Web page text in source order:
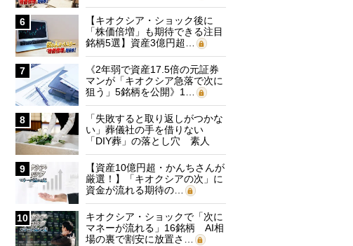
6
【キオクシア・ショック後に
「株価倍増」も期待できる注目
銘柄5選】資産3億円超…
7
《2年弱で資産17.5倍の元証券
マンが「キオクシア急落で次に
狙う」5銘柄を公開》1…
8
「失敗すると取り返しがつかな
い」葬儀社の手を借りない
「DIY葬」の落とし穴 素人
に…
9
【資産10億円超・かんちさんが
厳選！】「キオクシアの次」に
資金が流れる期待の…
10
キオクシア・ショックで「次に
マネーが流れる」16銘柄 AI相
場の裏で割安に放置さ…